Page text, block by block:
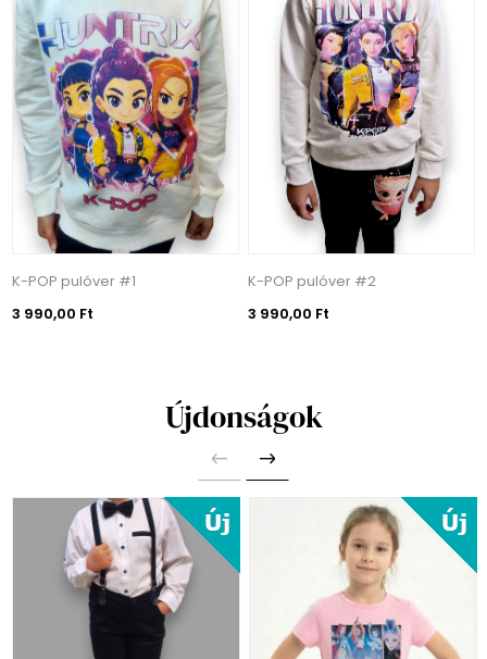
K-POP pulóver #1
3 990,00 Ft
K-POP pulóver #2
3 990,00 Ft
Újdonságok